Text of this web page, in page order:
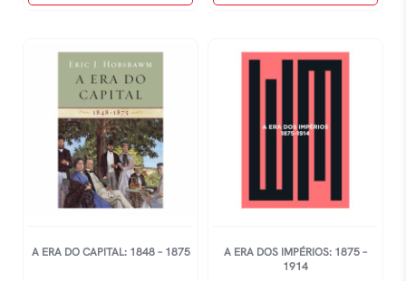
Auschwitz
quantidade
A ERA DO CAPITAL: 1848 – 1875
A ERA DOS IMPÉRIOS: 1875 –
1914